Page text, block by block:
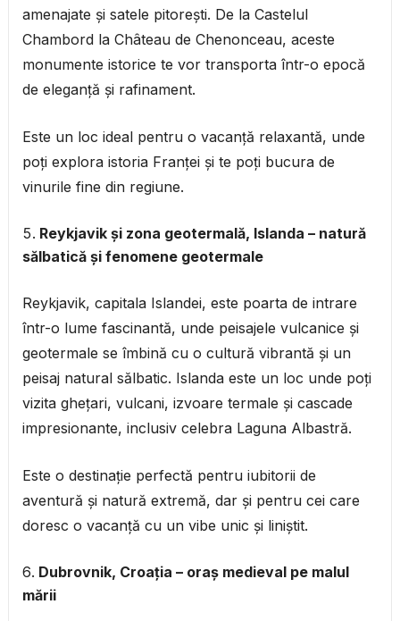
amenajate și satele pitorești. De la Castelul
Chambord la Château de Chenonceau, aceste
monumente istorice te vor transporta într-o epocă
de eleganță și rafinament.
Este un loc ideal pentru o vacanță relaxantă, unde
poți explora istoria Franței și te poți bucura de
vinurile fine din regiune.
Reykjavik și zona geotermală, Islanda – natură
sălbatică și fenomene geotermale
Reykjavik, capitala Islandei, este poarta de intrare
într-o lume fascinantă, unde peisajele vulcanice și
geotermale se îmbină cu o cultură vibrantă și un
peisaj natural sălbatic. Islanda este un loc unde poți
vizita ghețari, vulcani, izvoare termale și cascade
impresionante, inclusiv celebra Laguna Albastră.
Este o destinație perfectă pentru iubitorii de
aventură și natură extremă, dar și pentru cei care
doresc o vacanță cu un vibe unic și liniștit.
Dubrovnik, Croația – oraș medieval pe malul
mării